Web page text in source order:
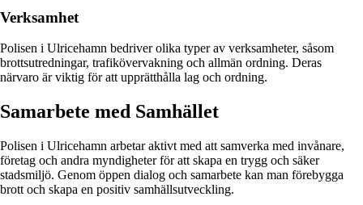
Verksamhet
Polisen i Ulricehamn bedriver olika typer av verksamheter, såsom
brottsutredningar, trafikövervakning och allmän ordning. Deras
närvaro är viktig för att upprätthålla lag och ordning.
Samarbete med Samhället
Polisen i Ulricehamn arbetar aktivt med att samverka med invånare,
företag och andra myndigheter för att skapa en trygg och säker
stadsmiljö. Genom öppen dialog och samarbete kan man förebygga
brott och skapa en positiv samhällsutveckling.